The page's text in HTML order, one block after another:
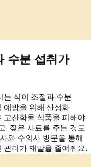
수분 섭취가
는 식이 조절과 수분
예방을 위해 산성화
고산화물 식품을 피해야
, 젖은 사료를 주는 것도
와 수의사 방문을 통해
관리가 재발을 줄여줘요.